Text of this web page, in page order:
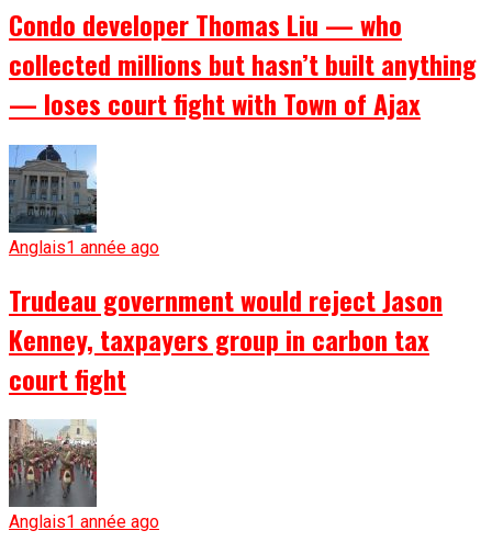
Condo developer Thomas Liu — who
collected millions but hasn’t built anything
— loses court fight with Town of Ajax
Anglais1 année ago
Trudeau government would reject Jason
Kenney, taxpayers group in carbon tax
court fight
Anglais1 année ago